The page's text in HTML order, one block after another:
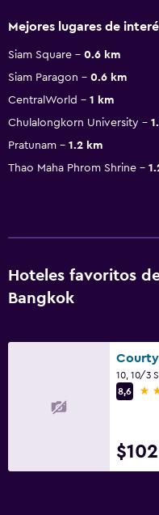
Mejores lugares de
Siam Square
0.6 km
Siam Paragon
0.6 km
CentralWorld
1 km
Chulalongkorn University
Pratunam
1.2 km
Thao Maha Phrom Shrine
Hoteles favoritos
Bangkok
8,6
4
$102